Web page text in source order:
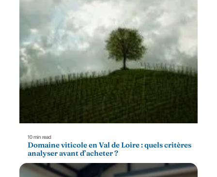
10 min read
Domaine viticole en Val de Loire : quels critères
analyser avant d’acheter ?